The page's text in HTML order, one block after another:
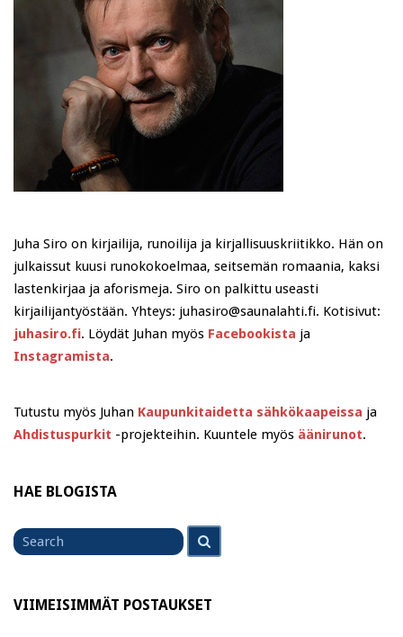
Juha Siro on kirjailija, runoilija ja kirjallisuuskriitikko. Hän on
julkaissut kuusi runokokoelmaa, seitsemän romaania, kaksi
lastenkirjaa ja aforismeja. Siro on palkittu useasti
kirjailijantyöstään. Yhteys: juhasiro@saunalahti.fi. Kotisivut:
juhasiro.fi. Löydät Juhan myös Facebookista ja
Instagramista.
Tutustu myös Juhan Kaupunkitaidetta sähkökaapeissa ja
Ahdistuspurkit -projekteihin. Kuuntele myös äänirunot.
HAE BLOGISTA
Search
for
VIIMEISIMMÄT POSTAUKSET